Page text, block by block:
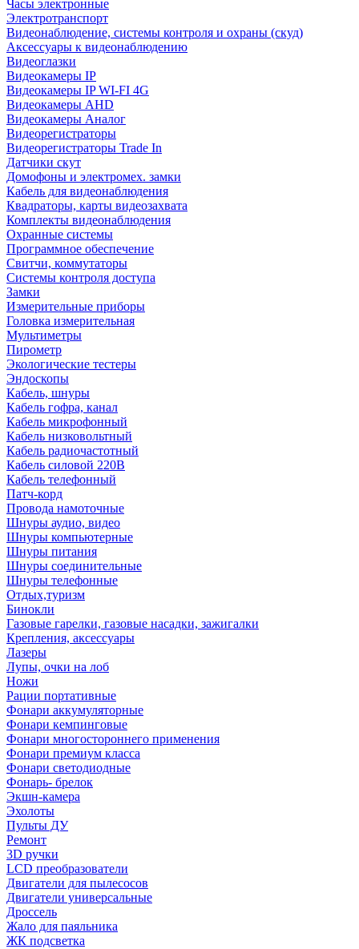
Часы электронные
Электротранспорт
Видеонаблюдение, системы контроля и охраны (скуд)
Аксессуары к видеонаблюдению
Видеоглазки
Видеокамеры IP
Видеокамеры IP WI-FI 4G
Видеокамеры AHD
Видеокамеры Аналог
Видеорегистраторы
Видеорегистраторы Trade In
Датчики скут
Домофоны и электромех. замки
Кабель для видеонаблюдения
Квадраторы, карты видеозахвата
Комплекты видеонаблюдения
Охранные системы
Программное обеспечение
Свитчи, коммутаторы
Системы контроля доступа
Замки
Измерительные приборы
Головка измерительная
Мультиметры
Пирометр
Экологические тестеры
Эндоскопы
Кабель, шнуры
Кабель гофра, канал
Кабель микрофонный
Кабель низковольтный
Кабель радиочастотный
Кабель силовой 220В
Кабель телефонный
Патч-корд
Провода намоточные
Шнуры аудио, видео
Шнуры компьютерные
Шнуры питания
Шнуры соединительные
Шнуры телефонные
Отдых,туризм
Бинокли
Газовые гарелки, газовые насадки, зажигалки
Крепления, аксессуары
Лазеры
Лупы, очки на лоб
Ножи
Рации портативные
Фонари аккумуляторные
Фонари кемпинговые
Фонари многостороннего применения
Фонари премиум класса
Фонари светодиодные
Фонарь- брелок
Экшн-камера
Эхолоты
Пульты ДУ
Ремонт
3D ручки
LCD преобразователи
Двигатели для пылесосов
Двигатели универсальные
Дроссель
Жало для паяльника
ЖК подсветка